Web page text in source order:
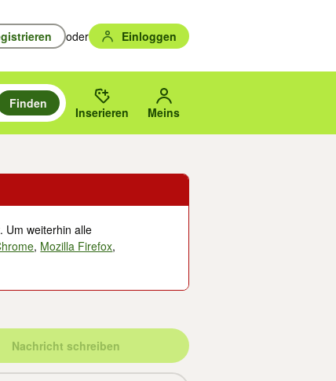
oder Einloggen
und mit Eingabetaste auswählen.
zu suchen, oder Vorschläge mit den Pfeiltasten nach oben/
gewählten Orts oder PLZ.
Finden
Inserieren Meins
Um weiterhin alle
, Mozilla Firefox,
Nachricht schreiben